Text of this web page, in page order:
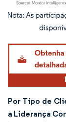
Imagem © Mordor
Por Tipo de
a Liderança